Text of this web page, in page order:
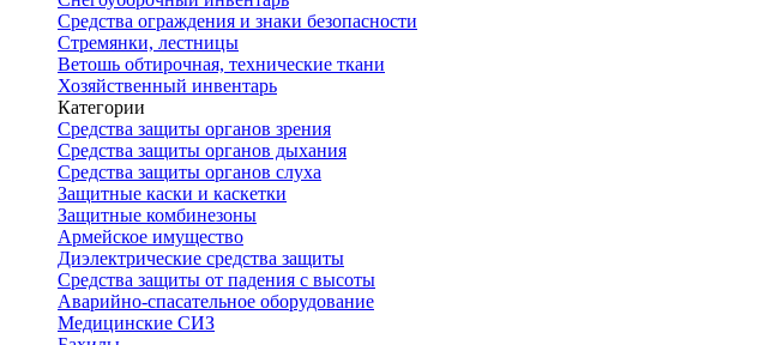
Средства ограждения и знаки безопасности
Стремянки, лестницы
Ветошь обтирочная, технические ткани
Хозяйственный инвентарь
Категории
Средства защиты органов зрения
Средства защиты органов дыхания
Средства защиты органов слуха
Защитные каски и каскетки
Защитные комбинезоны
Армейское имущество
Диэлектрические средства защиты
Средства защиты от падения с высоты
Аварийно-спасательное оборудование
Медицинские СИЗ